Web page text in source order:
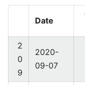
Date
2
0
9
2020-
09-07